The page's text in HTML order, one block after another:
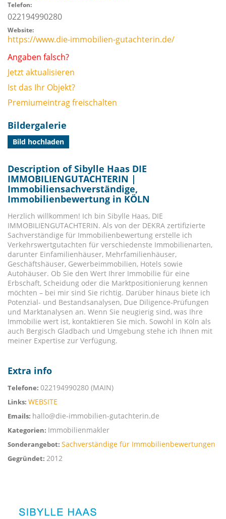
Telefon:
022194990280
Website:
https://www.die-immobilien-gutachterin.de/
Angaben falsch?
Jetzt aktualisieren
Ist das Ihr Objekt?
Premiumeintrag freischalten
Bildergalerie
Bild hochladen
Description of Sibylle Haas DIE
IMMOBILIENGUTACHTERIN |
Immobiliensachverständige,
Immobilienbewertung in KÖLN
Herzlich willkommen! Ich bin Sibylle Haas, DIE
IMMOBILIENGUTACHTERIN. Als von der DEKRA zertifizierte
Sachverständige für Immobilienbewertung erstelle ich
Verkehrswertgutachten für verschiedenste Immobilienarten,
darunter Einfamilienhäuser, Mehrfamilienhäuser,
Geschäftshäuser, Gewerbeimmobilien, Hotels sowie
Autohäuser. Ob Sie den Wert Ihrer Immobilie für eine
Erbschaft, Scheidung oder die Marktpositionierung kennen
möchten – bei mir sind Sie richtig. Darüber hinaus biete ich
Potenzial- und Bestandsanalysen, Due Diligence-Prüfungen
und Marktanalysen an. Wenn Sie neugierig sind, was Ihre
Immobilie wert ist, kontaktieren Sie mich. Sowohl in Köln als
auch Bergisch Gladbach und Umgebung stehe ich Ihnen mit
meiner Expertise zur Verfügung.
Extra info
Telefone: 022194990280 (MAIN)
Links: WEBSITE
Emails: hallo@die-immobilien-gutachterin.de
Kategorien: Immobilienmakler
Sonderangebot: Sachverständige für Immobilienbewertungen
Gegründet: 2012